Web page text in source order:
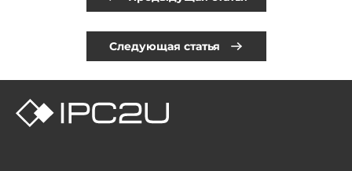
Следующая статья